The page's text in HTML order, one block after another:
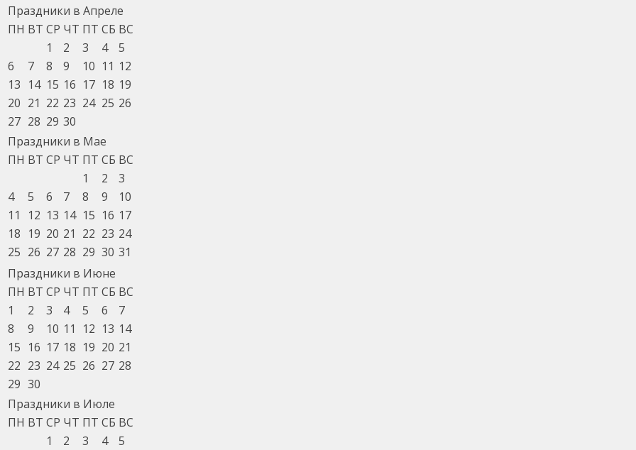
Праздники в Апреле
ПН ВТ СР ЧТ ПТ СБ ВС
1
2 3 4
5
6
7 8 9 10 11 12
13 14 15 16 17 18 19
20 21 22 23 24 25 26
27 28 29 30
Праздники в Мае
ПН ВТ СР ЧТ ПТ СБ ВС
1
2
3
4
5 6 7 8 9
10
11
12 13 14 15 16 17
18 19 20 21 22 23 24
25 26 27 28 29 30 31
Праздники в Июне
ПН ВТ СР ЧТ ПТ СБ ВС
1
2 3 4 5 6
7
8
9 10 11 12 13 14
15 16 17 18 19 20 21
22 23 24 25 26 27 28
29 30
Праздники в Июле
ПН ВТ СР ЧТ ПТ СБ ВС
1
2 3 4
5